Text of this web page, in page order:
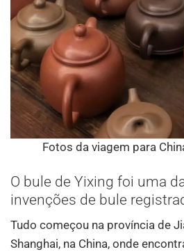
Fotos da viagem para
O bule de Yixing foi uma
invenções de bule
Tudo começou na província de
Shanghai, na China, onde